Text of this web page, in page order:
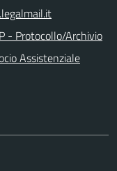
- Protocollo/Archivio
Assistenziale